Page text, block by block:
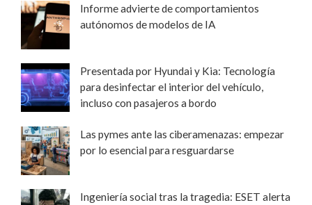
Informe advierte de comportamientos
autónomos de modelos de IA
Presentada por Hyundai y Kia: Tecnología
para desinfectar el interior del vehículo,
incluso con pasajeros a bordo
Las pymes ante las ciberamenazas: empezar
por lo esencial para resguardarse
Ingeniería social tras la tragedia: ESET alerta